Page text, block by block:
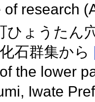
of research
ひょうたん
石群集から
the lower
Iwate